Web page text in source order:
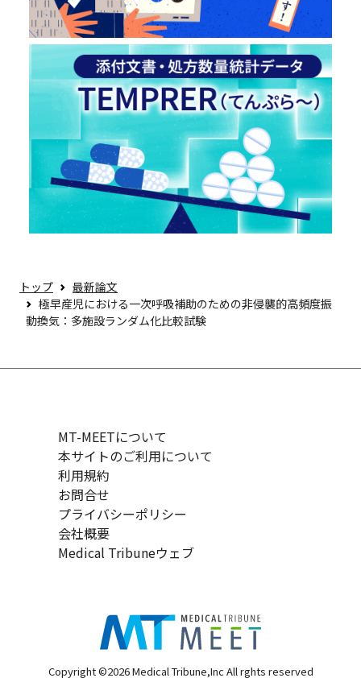
トップ
最新論文
極早産児における一次呼吸補助のための非侵襲的高頻度振
動換気：多施設ランダム化比較試験
MT-MEETについて
本サイトのご利用について
利用規約
お問合せ
プライバシーポリシー
会社概要
Medical Tribuneウェブ
Copyright ©2026 Medical Tribune,Inc All rghts reserved